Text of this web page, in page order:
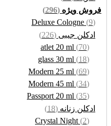
فروش ویژه (296)
(9)
Deluxe Cologne
ادکلن جیبی (226)
(70)
atlet 20 ml
(18)
glass 30 ml
(69)
Modern 25 ml
(34)
Modern 45 ml
(35)
Passport 20 ml
ادکلن زنانه (18)
(2)
Crystal Night